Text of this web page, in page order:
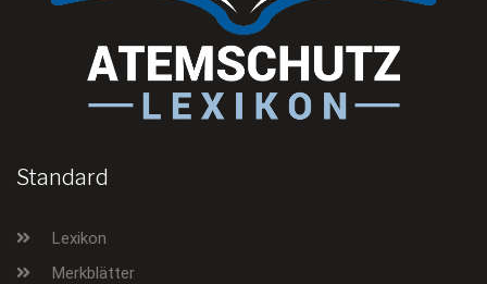
Standard
Lexikon
Merkblätter